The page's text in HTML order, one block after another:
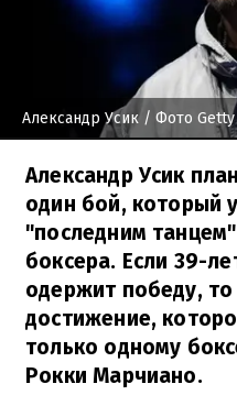
Александр Усик/ Фото Getty
Александр Усик
один бой, который
"последним
боксера. Если 39-
одержит победу,
достижение,
только одному
Рокки Марчиано.